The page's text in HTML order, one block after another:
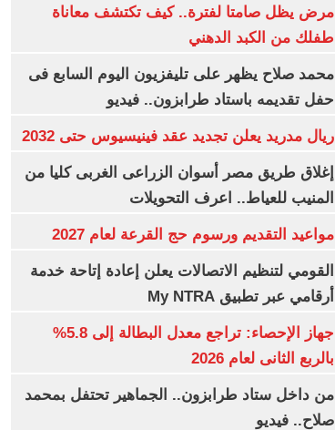
مرض يظل صامتا لفترة.. كيف تكتشف معاناة
طفلك من الكبد الدهني
محمد صلاح يظهر على تليفزيون اليوم السابع فى
حفل تقديمه باستاد طرابزون.. فيديو
ريال مدريد يعلن تجديد عقد فينيسيوس حتى 2032
إغلاق طريق مصر أسوان الزراعى الغربى كليا من
المنيب للعياط.. اعرف التحويلات
مواعيد التقديم ورسوم حج القرعة لعام 2027
القومي لتنظيم الاتصالات يعلن إعادة إتاحة خدمة
أرقامي عبر تطبيق My NTRA
جهاز الإحصاء: تراجع معدل البطالة إلى 5.8%
بالربع الثانى لعام 2026
من داخل ستاد طرابزون.. الجماهير تحتفل بمحمد
صلاح.. فيديو